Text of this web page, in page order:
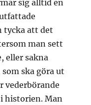
sig alltid en
tycka att det
man sett
eller sakna
ska göra ut
vederbörande
historien. Man